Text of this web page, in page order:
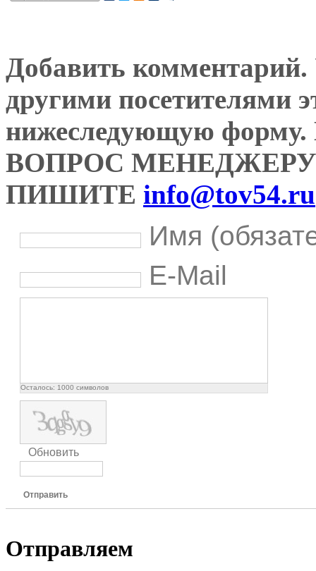
Добавить комментарий.
другими посетителями
нижеследующую
ВОПРОС
ПИШИТЕ info@tov54.ru
Имя
E-Mail
Осталось: 1000 символов
Обновить
Отправить
Отправляем